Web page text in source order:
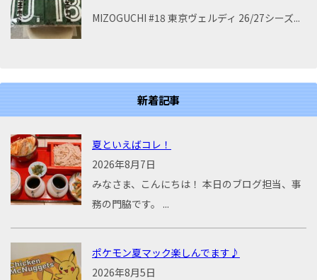
MIZOGUCHI #18 東京ヴェルディ 26/27シーズ...
新着記事
夏といえばコレ！
2026年8月7日
みなさま、こんにちは！ 本日のブログ担当、事
務の門脇です。 ...
ポケモン夏マック楽しんでます♪
2026年8月5日